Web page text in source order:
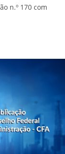
n.º 170 com